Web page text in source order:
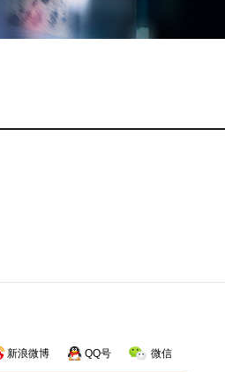
新浪微博 QQ号 微信